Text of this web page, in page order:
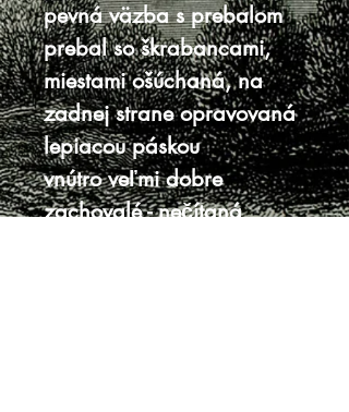
pevná väzba s prebalom
prebal so škrabancami,
miestami ošúchaná, na
zadnej strane opravovaná
lepiacou páskou
vnútro veľmi dobre
zachovalé - nečítaná